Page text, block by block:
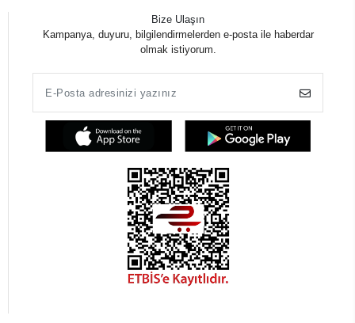
Bize Ulaşın
Kampanya, duyuru, bilgilendirmelerden e-posta ile haberdar
olmak istiyorum.